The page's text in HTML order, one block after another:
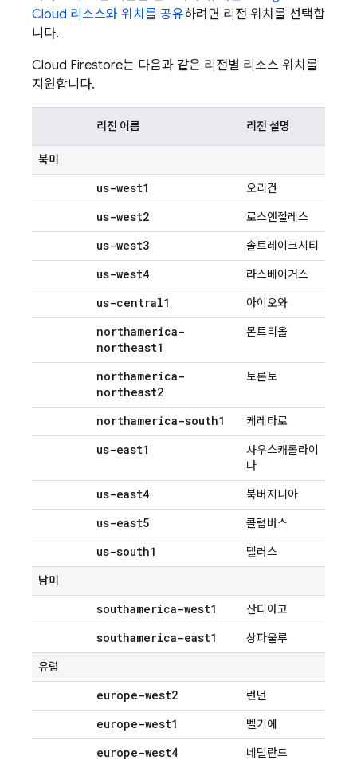
Cloud 리소스와 위치를 공유하려면 리전 위치를 선택합
니다.
Cloud Firestore는 다음과 같은 리전별 리소스 위치를
지원합니다.
리전 이름 리전 설명
북미
us-west1 오리건
us-west2 로스앤젤레스
us-west3 솔트레이크시티
us-west4 라스베이거스
us-central1 아이오와
northamerica-
northeast1
몬트리올
northamerica-
northeast2
토론토
northamerica-south1 케레타로
us-east1
사우스캐롤라이
나
us-east4 북버지니아
us-east5 콜럼버스
us-south1
댈러스
남미
southamerica-west1 산티아고
southamerica-east1
상파울루
유럽
europe-west2 런던
europe-west1 벨기에
europe-west4 네덜란드